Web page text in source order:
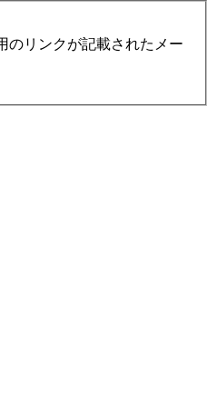
のリンクが記載されたメー